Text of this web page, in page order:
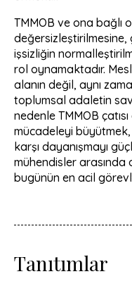
TMMOB ve ona bağlı
değersizleştirilmesine,
işsizliğin
rol oynamaktadır.
alanın değil, aynı
toplumsal adaletin
nedenle TMMOB
mücadeleyi büyütmek,
karşı dayanışmayı
mühendisler
bugünün en acil
Tanıtımlar